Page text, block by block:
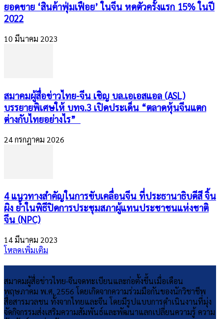
ยอดขาย ‘สินค้าฟุ่มเฟือย’ ในจีน หดตัวครั้งแรก 15% ในปี
2022
10 มีนาคม 2023
สมาคมผู้สื่อข่าวไทย-จีน เชิญ บล.เอเอสแอล (ASL)
บรรยายพิเศษให้ บทจ.3 เปิดประเด็น “ตลาดหุ้นจีนแตก
ต่างกับไทยอย่างไร”
24 กรกฎาคม 2026
4 แนวทางสำคัญในการขับเคลื่อนจีน ที่ประธานาธิบดีสี จิ้น
ผิง ย้ำในพิธีปิดการประชุมสภาผู้แทนประชาชนแห่งชาติ
จีน (NPC)
14 มีนาคม 2023
โหลดเพิ่มเติม
สมาคมผู้สื่อข่าวไทย-จีนจดทะเบียนและก่อตั้งขึ้นเมื่อเดือน
พฤษภาคม พ.ศ. 2556 โดยเกิดจากความร่วมมือกันของนักวิชาชีพ
สื่อสารมวลชน ทั้งจากไทยและจีน โดยมีรูปแบบการดำเนินงานที่มุ่ง
จัดกิจกรรมส่งเสริมความสัมพันธ์และพัฒนาแลกเปลี่ยนความรู้ ความ